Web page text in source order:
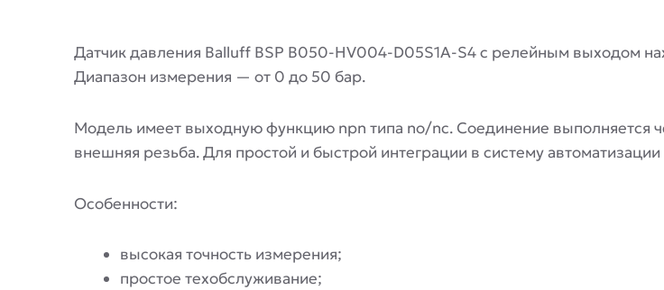
Датчик давления Balluff BSP B050-HV004-D05S1A-S4 с релейным выходом
Диапазон измерения — от 0 до 50 бар.
Модель имеет выходную функцию npn типа no/nc. Соединение выполняется
внешняя резьба. Для простой и быстрой интеграции в систему
Особенности:
высокая точность измерения;
простое техобслуживание;